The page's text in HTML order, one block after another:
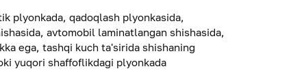
plyonkada, qadoqlash plyonkasida,
avtomobil laminatlangan shishasida,
ega, tashqi kuch ta'sirida shishaning
yuqori shaffoflikdagi plyonkada